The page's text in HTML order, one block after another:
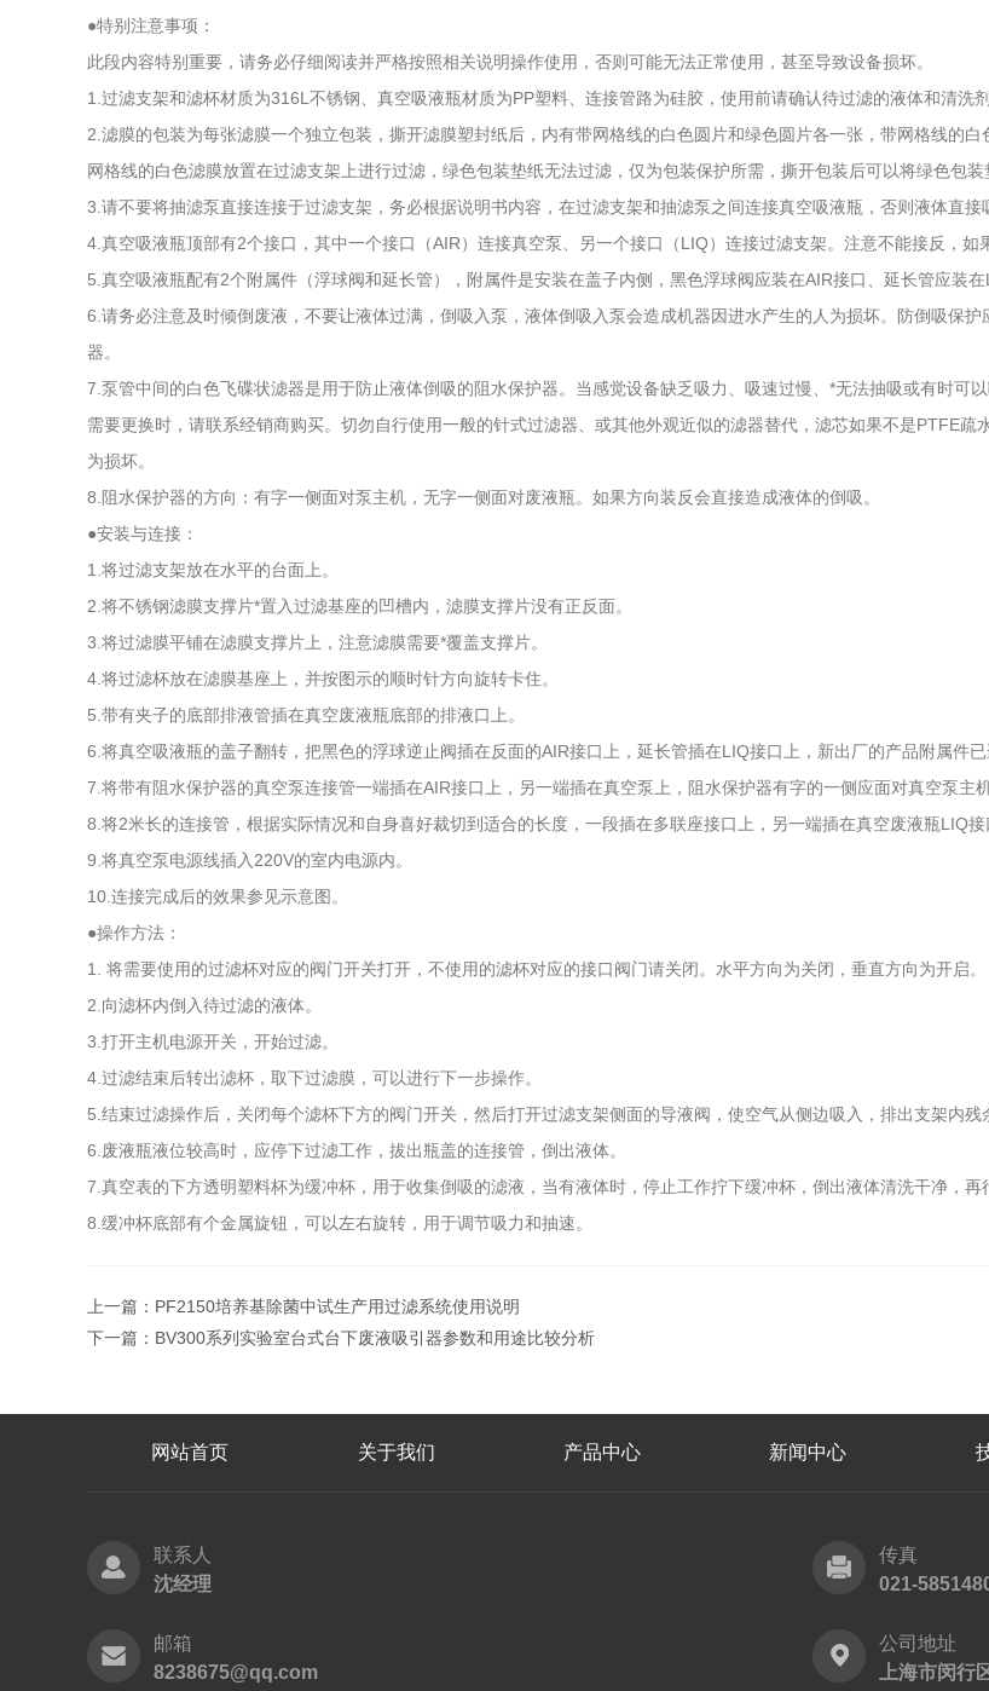
●特别注意事项：
此段内容特别重要，请务必仔细阅读并严格按照相关说明操作使用，否则可能无法正常使用，甚至导致设备损坏。
1.过滤支架和滤杯材质为316L不锈钢、真空吸液瓶材质为PP塑料、连接管路为硅胶，使用前请确认待过滤的液体和清洗
2.滤膜的包装为每张滤膜一个独立包装，撕开滤膜塑封纸后，内有带网格线的白色圆片和绿色圆片各一张，带网格线的
网格线的白色滤膜放置在过滤支架上进行过滤，绿色包装垫纸无法过滤，仅为包装保护所需，撕开包装后可以将绿色包装
3.请不要将抽滤泵直接连接于过滤支架，务必根据说明书内容，在过滤支架和抽滤泵之间连接真空吸液瓶，否则液体直接
4.真空吸液瓶顶部有2个接口，其中一个接口（AIR）连接真空泵、另一个接口（LIQ）连接过滤支架。注意不能接反，如
5.真空吸液瓶配有2个附属件（浮球阀和延长管），附属件是安装在盖子内侧，黑色浮球阀应装在AIR接口、延长管应装
6.请务必注意及时倾倒废液，不要让液体过满，倒吸入泵，液体倒吸入泵会造成机器因进水产生的人为损坏。防倒吸保
器。
7.泵管中间的白色飞碟状滤器是用于防止液体倒吸的阻水保护器。当感觉设备缺乏吸力、吸速过慢、*无法抽吸或有时可
需要更换时，请联系经销商购买。切勿自行使用一般的针式过滤器、或其他外观近似的滤器替代，滤芯如果不是PTFE
为损坏。
8.阻水保护器的方向：有字一侧面对泵主机，无字一侧面对废液瓶。如果方向装反会直接造成液体的倒吸。
●安装与连接：
1.将过滤支架放在水平的台面上。
2.将不锈钢滤膜支撑片*置入过滤基座的凹槽内，滤膜支撑片没有正反面。
3.将过滤膜平铺在滤膜支撑片上，注意滤膜需要*覆盖支撑片。
4.将过滤杯放在滤膜基座上，并按图示的顺时针方向旋转卡住。
5.带有夹子的底部排液管插在真空废液瓶底部的排液口上。
6.将真空吸液瓶的盖子翻转，把黑色的浮球逆止阀插在反面的AIR接口上，延长管插在LIQ接口上，新出厂的产品附属件已
7.将带有阻水保护器的真空泵连接管一端插在AIR接口上，另一端插在真空泵上，阻水保护器有字的一侧应面对真空泵主
8.将2米长的连接管，根据实际情况和自身喜好裁切到适合的长度，一段插在多联座接口上，另一端插在真空废液瓶LIQ接
9.将真空泵电源线插入220V的室内电源内。
10.连接完成后的效果参见示意图。
●操作方法：
1. 将需要使用的过滤杯对应的阀门开关打开，不使用的滤杯对应的接口阀门请关闭。水平方向为关闭，垂直方向为开启。
2.向滤杯内倒入待过滤的液体。
3.打开主机电源开关，开始过滤。
4.过滤结束后转出滤杯，取下过滤膜，可以进行下一步操作。
5.结束过滤操作后，关闭每个滤杯下方的阀门开关，然后打开过滤支架侧面的导液阀，使空气从侧边吸入，排出支架内残
6.废液瓶液位较高时，应停下过滤工作，拔出瓶盖的连接管，倒出液体。
7.真空表的下方透明塑料杯为缓冲杯，用于收集倒吸的滤液，当有液体时，停止工作拧下缓冲杯，倒出液体清洗干净，再
8.缓冲杯底部有个金属旋钮，可以左右旋转，用于调节吸力和抽速。
上一篇： PF2150培养基除菌中试生产用过滤系统使用说明
下一篇： BV300系列实验室台式台下废液吸引器参数和用途比较分析
网站首页 关于我们 产品中心 新闻中心
联系人
沈经理
传真
021-
邮箱
8238675@qq.com
公司地址
上海市闵